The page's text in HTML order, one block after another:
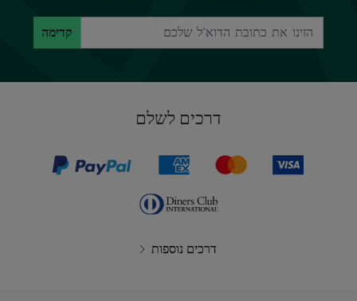
קדימה
דרכים לשלם
דרכים נוספות